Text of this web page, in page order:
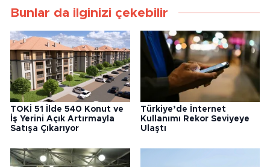
Bunlar da ilginizi çekebilir
TOKİ 51 İlde 540 Konut ve
İş Yerini Açık Artırmayla
Satışa Çıkarıyor
Türkiye’de İnternet
Kullanımı Rekor Seviyeye
Ulaştı